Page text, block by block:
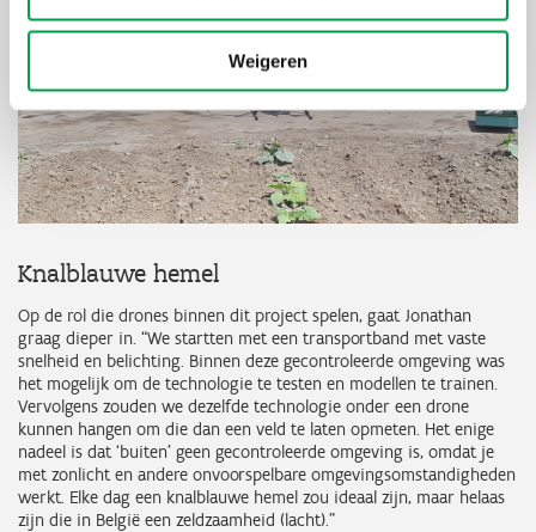
Weigeren
Knalblauwe hemel
Op de rol die drones binnen dit project spelen, gaat Jonathan
graag dieper in. “We startten met een transportband met vaste
snelheid en belichting. Binnen deze gecontroleerde omgeving was
het mogelijk om de technologie te testen en modellen te trainen.
Vervolgens zouden we dezelfde technologie onder een drone
kunnen hangen om die dan een veld te laten opmeten. Het enige
nadeel is dat ‘buiten’ geen gecontroleerde omgeving is, omdat je
met zonlicht en andere onvoorspelbare omgevingsomstandigheden
werkt. Elke dag een knalblauwe hemel zou ideaal zijn, maar helaas
zijn die in België een zeldzaamheid (lacht).”